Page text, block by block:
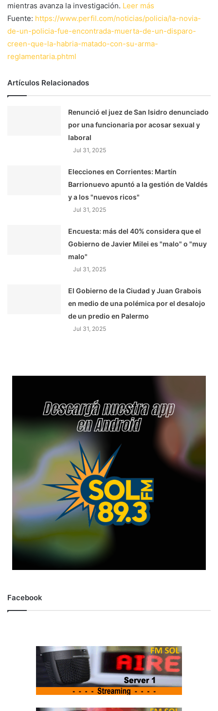
mientras avanza la investigación. Leer más
Fuente: https://www.perfil.com/noticias/policia/la-novia-
de-un-policia-fue-encontrada-muerta-de-un-disparo-
creen-que-la-habria-matado-con-su-arma-
reglamentaria.phtml
Artículos Relacionados
Renunció el juez de San Isidro denunciado
por una funcionaria por acosar sexual y
laboral
Jul 31, 2025
Elecciones en Corrientes: Martín
Barrionuevo apuntó a la gestión de Valdés
y a los "nuevos ricos"
Jul 31, 2025
Encuesta: más del 40% considera que el
Gobierno de Javier Milei es "malo" o "muy
malo"
Jul 31, 2025
El Gobierno de la Ciudad y Juan Grabois
en medio de una polémica por el desalojo
de un predio en Palermo
Jul 31, 2025
Facebook